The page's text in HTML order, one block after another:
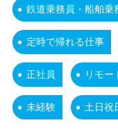
鉄道乗務員・船舶乗
定時で帰れる仕事
正社員 リモー
未経験 土日祝